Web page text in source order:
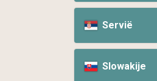
Servië
Slowakije